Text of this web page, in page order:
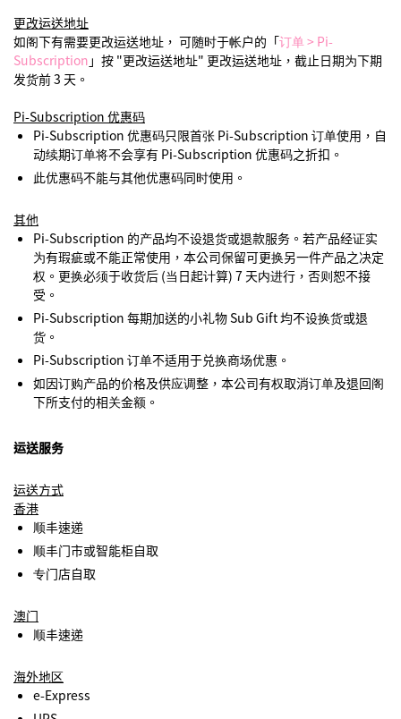
更改运送地址
如阁下有需要更改运送地址， 可随时于帐户的「订单 > Pi-
Subscription 」按 "更改运送地址" 更改运送地址，截止日期为下期
发货前 3 天。
Pi-Subscription 优惠码
Pi-Subscription 优惠码只限首张 Pi-Subscription 订单使用，自
动续期订单将不会享有 Pi-Subscription 优惠码之折扣。
此优惠码不能与其他优惠码同时使用。
其他
Pi-Subscription 的产品均不设退货或退款服务。若产品经证实
为有瑕疵或不能正常使用，本公司保留可更换另一件产品之决定
权。更换必须于收货后 (当日起计算) 7 天内进行，否则恕不接
受。
Pi-Subscription 每期加送的小礼物 Sub Gift 均不设换货或退
货。
Pi-Subscription 订单不适用于兑换商场优惠。
如因订购产品的价格及供应调整，本公司有权取消订单及退回阁
下所支付的相关金额。
运送服务
运送方式
香港
顺丰速递
顺丰门市或智能柜自取
专门店自取
澳门
顺丰速递
海外地区
e-Express